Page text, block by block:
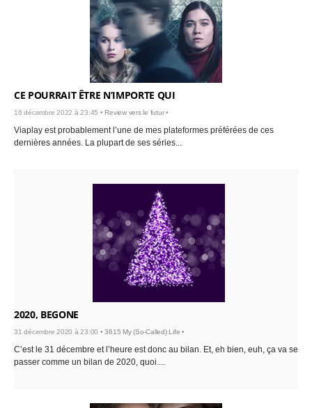
CE POURRAIT ÊTRE N’IMPORTE QUI
16 décembre 2022 à 23:45 • Review vers le futur•
Viaplay est probablement l’une de mes plateformes préférées de ces
dernières années. La plupart de ses séries...
2020, BEGONE
31 décembre 2020 à 23:00 •3615 My (So-Called) Life •
C’est le 31 décembre et l’heure est donc au bilan. Et, eh bien, euh, ça va se
passer comme un bilan de 2020, quoi....